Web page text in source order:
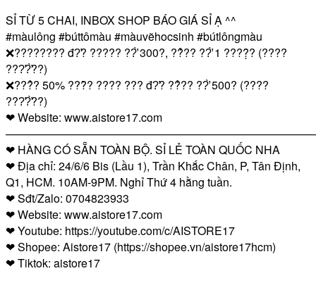
SỈ TỪ 5 CHAI, INBOX SHOP BÁO GIÁ SỈ Ạ ^^
#màulông #búttômàu #màuvẽhocsinh #bútlôngmàu
❌???????? đ?̛? ????? ??̛̀ 300?, ??̉?? ??̛̀ 1 ????̣̂? (????
???̛?̛̀??)
❌???̉? 50% ???̂̀? ???? ??? đ?̛? ??̉?? ??̛̀ 500? (????
???̛?̛̀??)
❤ Website: www.aistore17.com
❤ HÀNG CÓ SẴN TOÀN BỘ. SỈ LẺ TOÀN QUỐC NHA
❤ Địa chỉ: 24/6/6 Bis (Lầu 1), Trần Khắc Chân, P, Tân Định,
Q1, HCM. 10AM-9PM. Nghỉ Thứ 4 hằng tuần.
❤ Sđt/Zalo: 0704823933
❤ Website: www.aistore17.com
❤ Youtube: https://youtube.com/c/AISTORE17
❤ Shopee: Aistore17 (https://shopee.vn/aistore17hcm)
❤ Tiktok: aistore17